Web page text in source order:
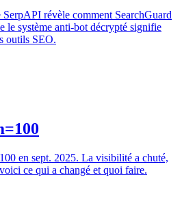
révèle comment SearchGuard
le système anti-bot décrypté signifie
outils SEO.
en sept. 2025. La visibilité a chuté,
ce qui a changé et quoi faire.